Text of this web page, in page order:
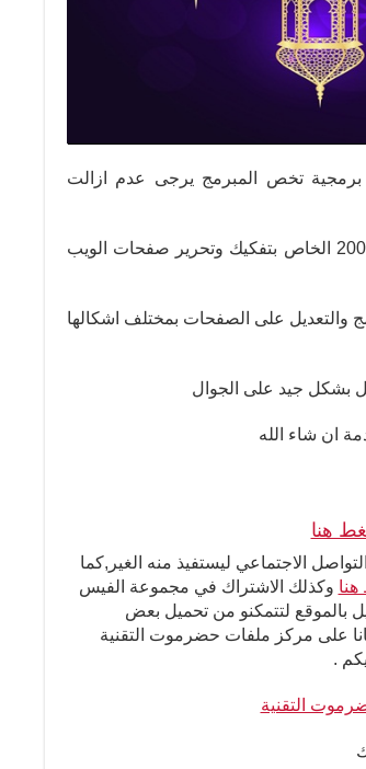
برمجية تخص المبرمج يرجى عدم ازالت
ويمكنكم التعديل عليها باستخدام برنامج الفرونت بيج2003 الخاص بتفكيك وتحرير صفحات الويب
على الصفحات بمختلف اشكالها
بشكل جيد على الجوال
ان شاء الله
هنا
الاجتماعي ليستفيذ منه الغير,كما
وكذلك الاشتراك في مجموعة الفيس
بالموقع لتتمكنو من تحميل بعض
على مركز ملفات حضرموت التقنية
.
التقنية